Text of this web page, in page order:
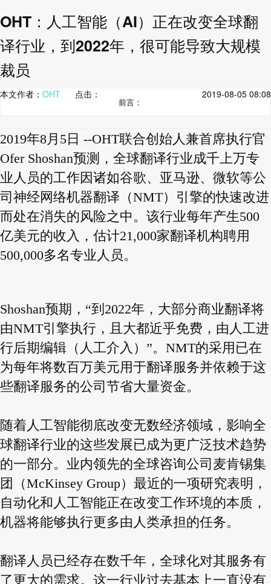
OHT：人工智能（AI）正在改变全球翻
译行业，到2022年，很可能导致大规模
裁员
本文作者： OHT 点击： 2019-08-05 08:08
前言：
2019年8月5日 --OHT联合创始人兼首席执行官
Ofer Shoshan预测，全球翻译行业成千上万专
业人员的工作因诸如谷歌、亚马逊、微软等公
司神经网络机器翻译（NMT）引擎的快速改进
而处在消失的风险之中。该行业每年产生500
亿美元的收入，估计21,000家翻译机构聘用
500,000多名专业人员。
Shoshan预期，“到2022年，大部分商业翻译将
由NMT引擎执行，且大都近乎免费，由 人工进
行后期编辑（人工介入）”。NMT的采用已在
为每年将数百万美元用于翻译服务并依赖于这
些翻译服务的公司节省大量资金。
随着人工智能彻底改变无数经济领域，影响全
球翻译行业的这些发展已成为更广泛技术趋势
的一部分。业内领先的全球咨询公司麦肯锡集
团（McKinsey Group）最近的一项研究表明，
自动化和人工智能正在改变工作环境的本质，
机器将能够执行更多由人类承担的任务。
翻译人员已经存在数千年，全球化对其服务有
了更大的需求。这一行业过去基本上一直没有